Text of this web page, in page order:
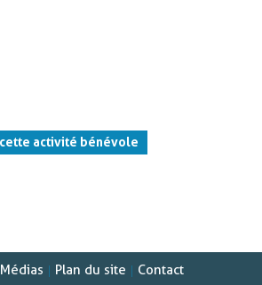
activité bénévole
Médias | Plan du site | Contact